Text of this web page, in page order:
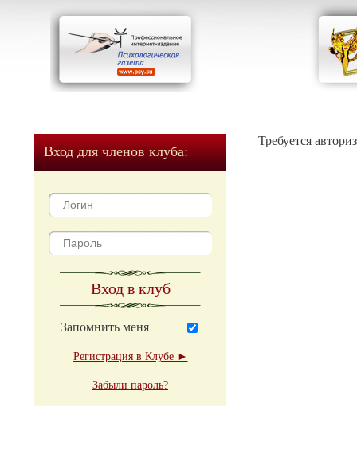
Вход для членов клуба:
Вход в клуб
Запомнить меня
Регистрация в Клубе ►
Забыли пароль?
Требуется